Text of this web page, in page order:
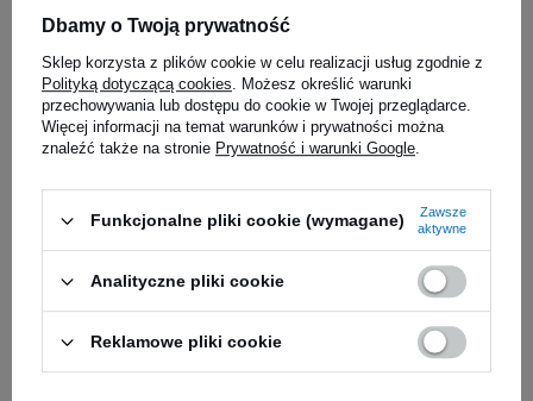
Pas treningowy MEX NUTRITION Fit-N Black w
rozmiarze M to profesjonalne akcesorium
treningowe, które zapewnia maksymalne
wsparcie podczas intensywnych ćwiczeń
12lozenges - Pastylki do ssania
- 634g -
Zapytaj o produkt
Dbamy o Twoją prywatność
Sklep korzysta z plików cookie w celu realizacji usług zgodnie z
Polityką dotyczącą cookies. Możesz określić warunki
przechowywania lub dostępu do cookie w Twojej przeglądarce.
Więcej informacji na temat warunków i prywatności można
znaleźć także na stronie Prywatność i warunki Google.
Funkcjonalne pliki cookie (wymagane)
Zawsze
aktywne
Analityczne pliki cookie
Reklamowe pliki cookie